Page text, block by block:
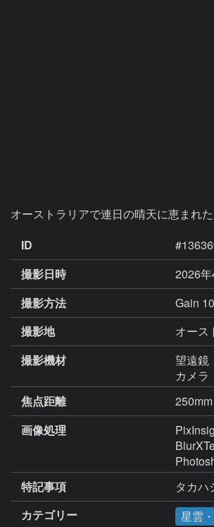
オーストラリアで連日の晴天に恵まれ
ID
撮影日時
2026
撮影方法
Gain
撮影地
オース
撮影機材
望遠鏡
カメラ
焦点距離
250mm
画像処理
特記事項
タカハ
カテゴリー
星雲